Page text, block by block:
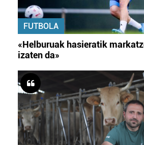
FUTBOLA
«Helburuak hasieratik
izaten da»